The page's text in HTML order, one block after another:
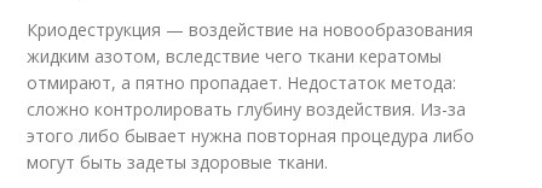
Криодеструкция — воздействие на новообразования
жидким азотом, вследствие чего ткани кератомы
отмирают, а пятно пропадает. Недостаток метода:
сложно контролировать глубину воздействия. Из-за
этого либо бывает нужна повторная процедура либо
могут быть задеты здоровые ткани.